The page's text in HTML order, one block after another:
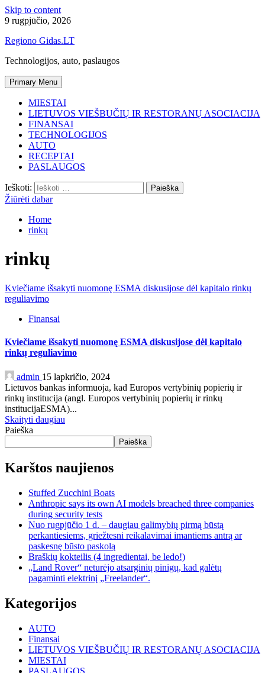
Skip to content
9 rugpjūčio, 2026
Regiono Gidas.LT
Technologijos, auto, paslaugos
Primary Menu
MIESTAI
LIETUVOS VIEŠBUČIŲ IR RESTORANŲ ASOCIACIJA
FINANSAI
TECHNOLOGIJOS
AUTO
RECEPTAI
PASLAUGOS
Ieškoti:
Žiūrėti dabar
Home
rinkų
rinkų
Kviečiame išsakyti nuomonę ESMA diskusijose dėl kapitalo rinkų
reguliavimo
Finansai
Kviečiame išsakyti nuomonę ESMA diskusijose dėl kapitalo
rinkų reguliavimo
admin 15 lapkričio, 2024
Lietuvos bankas informuoja, kad Europos vertybinių popierių ir
rinkų institucija (angl. Europos vertybinių popierių ir rinkų
institucijaESMA)...
Skaityti daugiau
Paieška
Paieška
Karštos naujienos
Stuffed Zucchini Boats
Anthropic says its own AI models breached three companies
during security tests
Nuo rugpjūčio 1 d. – daugiau galimybių pirmą būstą
perkantiesiems, griežtesni reikalavimai imantiems antrą ar
paskesnę būsto paskolą
Braškių kokteilis (4 ingredientai, be ledo!)
„Land Rover“ neturėjo atsarginių pinigų, kad galėtų
pagaminti elektrinį „Freelander“.
Kategorijos
AUTO
Finansai
LIETUVOS VIEŠBUČIŲ IR RESTORANŲ ASOCIACIJA
MIESTAI
PASLAUGOS